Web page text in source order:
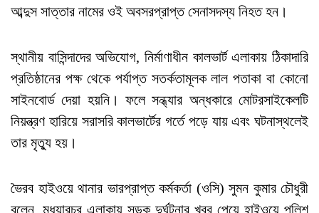
আব্দুস সাত্তার নামের ওই অবসরপ্রাপ্ত সেনাসদস্য নিহত হন।
স্থানীয় বাসিন্দাদের অভিযোগ, নির্মাণাধীন কালভার্ট এলাকায় ঠিকাদারি
প্রতিষ্ঠানের পক্ষ থেকে পর্যাপ্ত সতর্কতামূলক লাল পতাকা বা কোনো
সাইনবোর্ড দেয়া হয়নি। ফলে সন্ধ্যার অন্ধকারে মোটরসাইকেলটি
নিয়ন্ত্রণ হারিয়ে সরাসরি কালভার্টের গর্তে পড়ে যায় এবং ঘটনাস্থলেই
তার মৃত্যু হয়।
ভৈরব হাইওয়ে থানার ভারপ্রাপ্ত কর্মকর্তা (ওসি) সুমন কুমার চৌধুরী
বলেন, মধূয়ারচর এলাকায় সড়ক দুর্ঘটনার খবর পেয়ে হাইওয়ে পুলিশ